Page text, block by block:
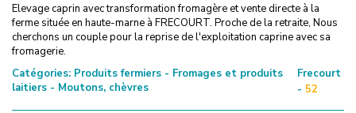
Elevage caprin avec transformation fromagère et vente directe à la
ferme située en haute-marne à FRECOURT. Proche de la retraite, Nous
cherchons un couple pour la reprise de l'exploitation caprine avec sa
fromagerie.
Catégories: Produits fermiers - Fromages et produits
laitiers - Moutons, chèvres
Frecourt
- 52